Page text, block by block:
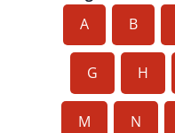
A
B
G H
M N